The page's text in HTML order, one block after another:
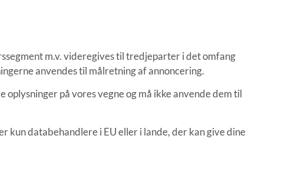
m.v. videregives til tredjeparter i det omfang
anvendes til målretning af annoncering.
på vores vegne og må ikke anvende dem til
kun databehandlere i EU eller i lande, der kan give dine